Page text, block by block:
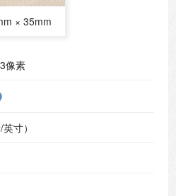
× 35mm
像素
寸）